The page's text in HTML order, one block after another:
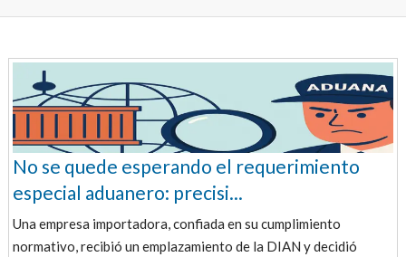
No se quede esperando el requerimiento
especial aduanero: precisi...
Una empresa importadora, confiada en su cumplimiento
normativo, recibió un emplazamiento de la DIAN y decidió